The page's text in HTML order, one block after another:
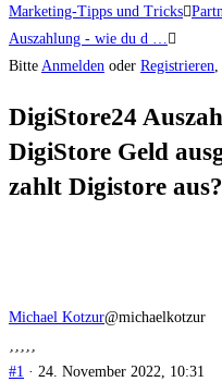
Breadcrumbs
-
Du
hier:
Marketing-Tipps und Tricks
Auszahlung - wie du d …
Bitte Anmelden oder Registrieren
DigiStore24
DigiStore Geld
zahlt Digistore
Michael Kotzur@michaelkotzur
#1 · 24. November 2022, 10:31